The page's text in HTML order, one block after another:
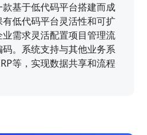
基于低代码平台搭建而成
低代码平台灵活性和可扩
需求灵活配置项目管理流
。系统支持与其他业务系
等，实现数据共享和流程